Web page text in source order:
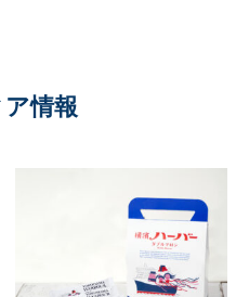
ア情報